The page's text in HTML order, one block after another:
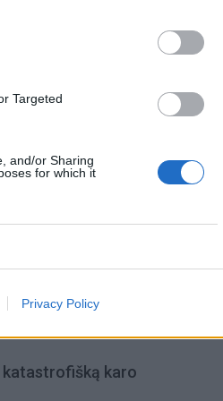
Targeted
and/or Sharing
for which it
Privacy Policy
katastrofišką karo